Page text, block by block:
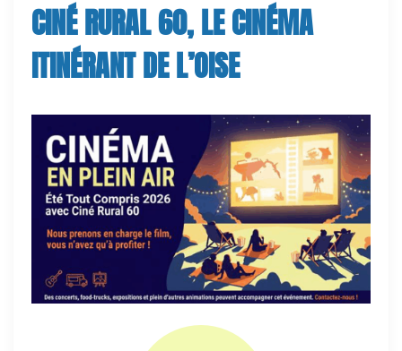
CINÉ RURAL 60, LE CINÉMA
ITINÉRANT DE L’OISE